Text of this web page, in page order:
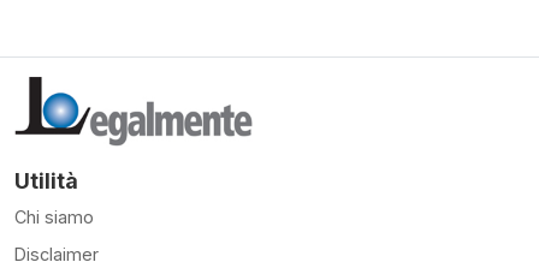
Utilità
Chi siamo
Disclaimer